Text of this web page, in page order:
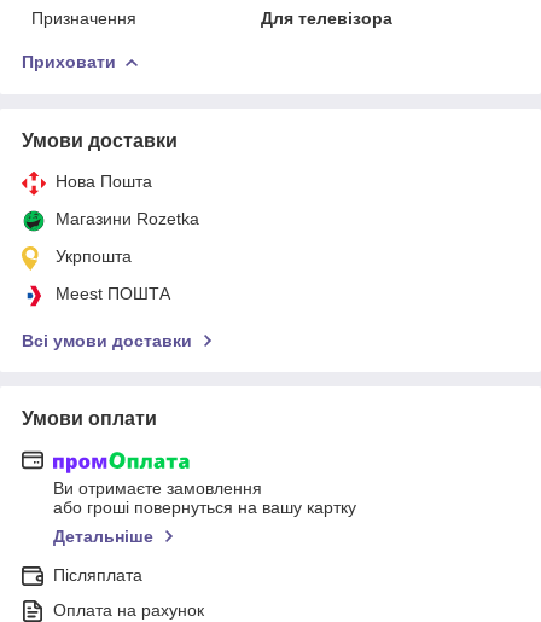
Призначення
Для телевізора
Приховати
Умови доставки
Нова Пошта
Магазини Rozetka
Укрпошта
Meest ПОШТА
Всі умови доставки
Умови оплати
Ви отримаєте замовлення
або гроші повернуться на вашу картку
Детальніше
Післяплата
Оплата на рахунок